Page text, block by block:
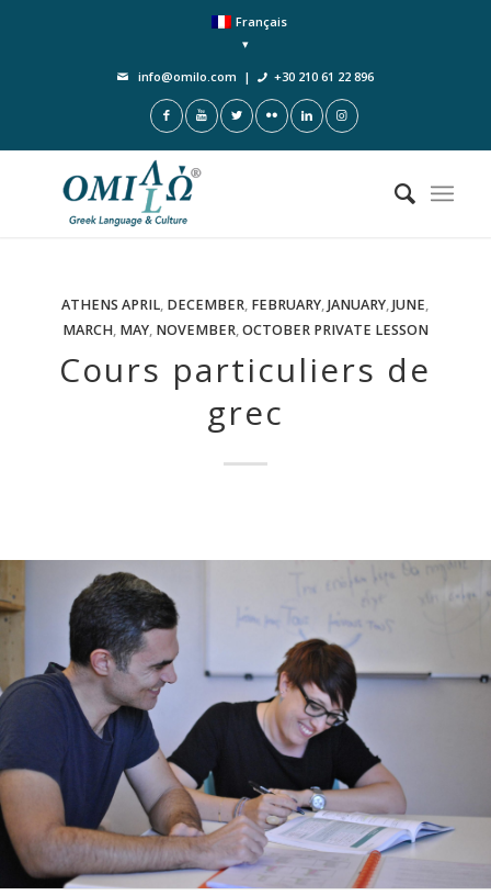
Français
info@omilo.com | +30 210 61 22 896
ATHENS APRIL, DECEMBER, FEBRUARY,JANUARY,JUNE,
MARCH, MAY, NOVEMBER,OCTOBER PRIVATE LESSON
Cours particuliers de
grec